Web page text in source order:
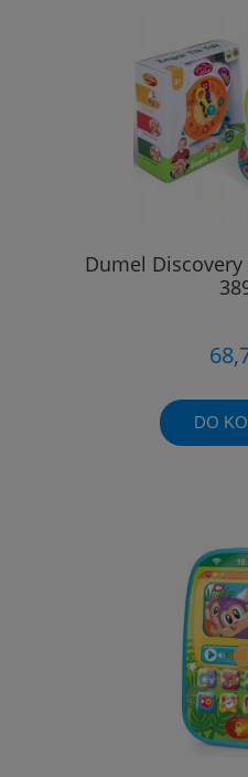
Dumel Discovery
DO